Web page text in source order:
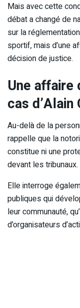
Mais avec cette
débat a changé de
sur la
sportif, mais d’une
décision de justice.
Une affaire
cas d’Alain
Au-delà de la
rappelle que la
constitue ni une
devant les tribunaux.
Elle interroge
publiques qui
leur communauté,
d’organisateurs